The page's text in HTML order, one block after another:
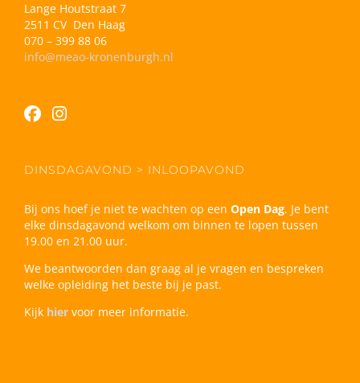
Lange Houtstraat 7
2511 CV Den Haag
070 – 399 88 06
info@meao-kronenburgh.nl
DINSDAGAVOND > INLOOPAVOND
Bij ons hoef je niet te wachten op een Open Dag. Je bent
elke dinsdagavond welkom om binnen te lopen tussen
19.00 en 21.00 uur.
We beantwoorden dan graag al je vragen en bespreken
welke opleiding het beste bij je past.
Kijk hier voor meer informatie.